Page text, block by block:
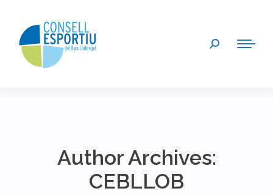
Search:
Author Archives:
CEBLLOB